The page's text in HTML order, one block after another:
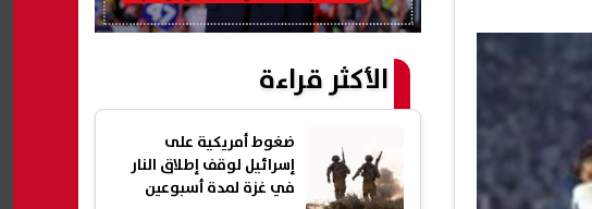
الأكثر قراءة
ضغوط أمريكية على
إسرائيل لوقف إطلاق النار
في غزة لمدة أسبوعين